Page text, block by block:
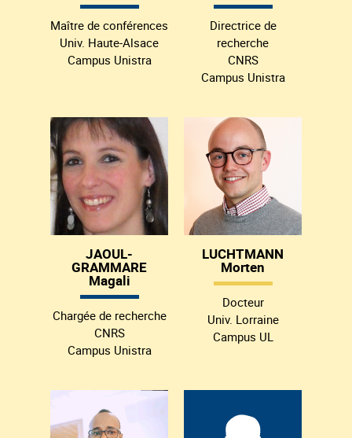
Maître de conférences
Univ. Haute-Alsace
Campus Unistra
Directrice de
recherche
CNRS
Campus Unistra
JAOUL-
GRAMMARE
Magali
Chargée de recherche
CNRS
Campus Unistra
LUCHTMANN
Morten
Docteur
Univ. Lorraine
Campus UL